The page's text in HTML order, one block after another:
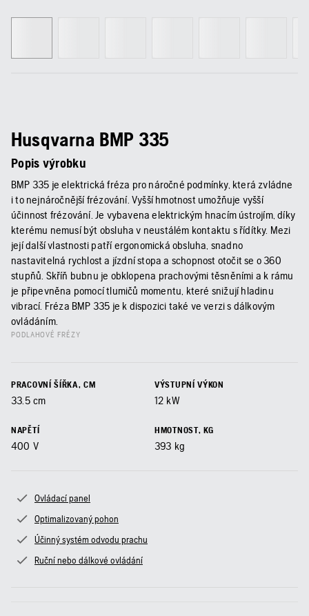
Husqvarna BMP 335
Popis výrobku
BMP 335 je elektrická fréza pro náročné podmínky, která zvládne
i to nejnáročnější frézování. Vyšší hmotnost umožňuje vyšší
účinnost frézování. Je vybavena elektrickým hnacím ústrojím, díky
kterému nemusí být obsluha v neustálém kontaktu s řídítky. Mezi
její další vlastnosti patří ergonomická obsluha, snadno
nastavitelná rychlost a jízdní stopa a schopnost otočit se o 360
stupňů. Skříň bubnu je obklopena prachovými těsněními a k rámu
je připevněna pomocí tlumičů momentu, které snižují hladinu
vibrací. Fréza BMP 335 je k dispozici také ve verzi s dálkovým
ovládáním.
PODLAHOVÉ FRÉZY
PRACOVNÍ ŠÍŘKA, CM
33.5 cm
VÝSTUPNÍ VÝKON
12 kW
NAPĚTÍ
400 V
HMOTNOST, KG
393 kg
Ovládací panel
Optimalizovaný pohon
Účinný systém odvodu prachu
Ruční nebo dálkové ovládání